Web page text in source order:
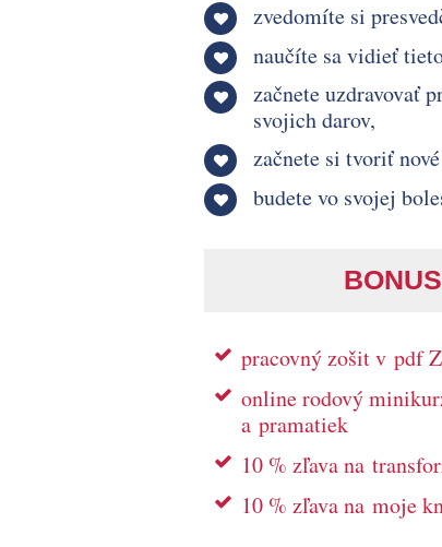
zvedomíte si
naučíte sa vidieť
začnete uzdravovať
svojich darov,
začnete si tvoriť
budete vo svojej
pracovný zošit v pdf
online rodový
a pramatiek
10 % zľava na
10 % zľava na moje